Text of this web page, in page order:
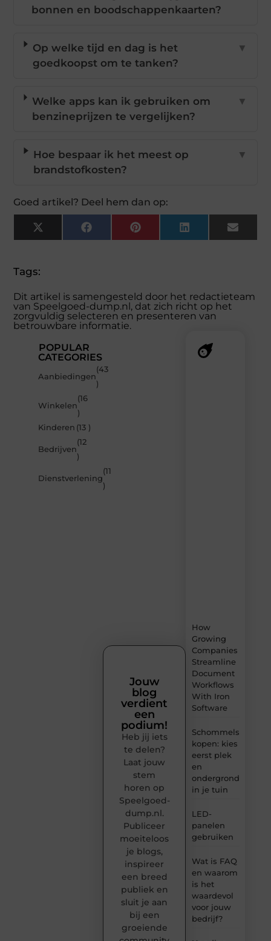
bonnen en boodschappenkaarten?
Op welke tijd en dag is het
goedkoopst om te tanken?
▼
Welke apps kan ik gebruiken om
benzineprijzen te vergelijken?
▼
Hoe bespaar ik het meest op
brandstofkosten?
▼
Goed artikel? Deel hem dan op:
X
(Twitter)
FacebookPinterestLinkedInEmail
Tags:
Dit artikel is samengesteld door het redactieteam
van Speelgoed-dump.nl, dat zich richt op het
zorgvuldig selecteren en presenteren van
betrouwbare informatie.
POPULAR
CATEGORIES
Aanbiedingen
(43
)
Winkelen
(16
)
Kinderen (13 )
Bedrijven
(12
)
Dienstverlening
(11
)
How
Growing
Companies
Streamline
Document
Workflows
With Iron
Software
Schommels
kopen: kies
eerst plek
en
ondergrond
in je tuin
LED-
panelen
gebruiken
Wat is FAQ
en waarom
is het
waardevol
voor jouw
bedrijf?
Jouw
blog
verdient
een
podium!
Heb jij iets
te delen?
Laat jouw
stem
horen op
Speelgoed-
dump.nl.
Publiceer
moeiteloos
je blogs,
inspireer
een breed
publiek en
sluit je aan
bij een
groeiende